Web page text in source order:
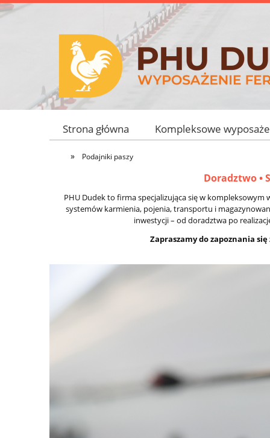
Strona główna Kompleksowe
» Podajniki paszy
Doradztwo •
PHU Dudek to firma specjalizująca się w
systemów karmienia, pojenia, transportu i
inwestycji – od doradztwa po
Zapraszamy do zapoznania się